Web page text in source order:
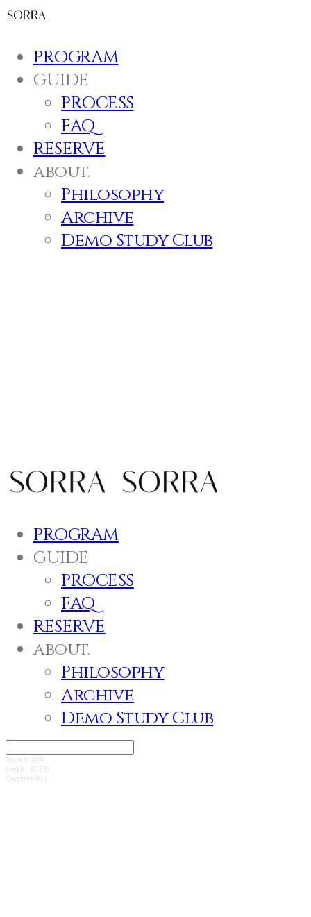
PROGRAM
GUIDE
PROCESS
FAQ
RESERVE
about.
Philosophy
Archive
Demo Study Club
PROGRAM
GUIDE
PROCESS
FAQ
RESERVE
about.
Philosophy
Archive
Demo Study Club
Search 검색
Log In 로그인
Cart 장바구니